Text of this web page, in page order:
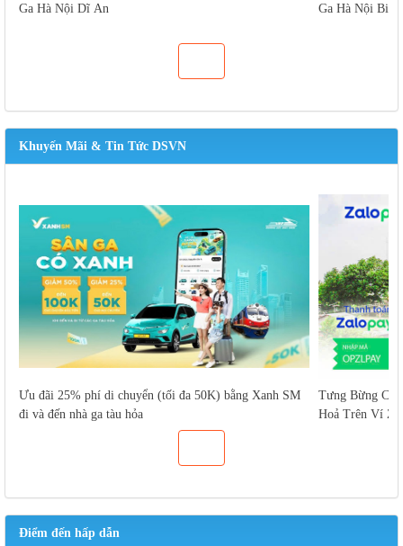
Ga Hà Nội Dĩ An Ga Hà Nội Biên
Khuyến Mãi & Tin Tức DSVN
Ưu đãi 25% phí di chuyển (tối đa 50K) bằng Xanh SM
đi và đến nhà ga tàu hỏa
Tưng Bừng
Hoả Trên Ví
Điểm đến hấp dẫn